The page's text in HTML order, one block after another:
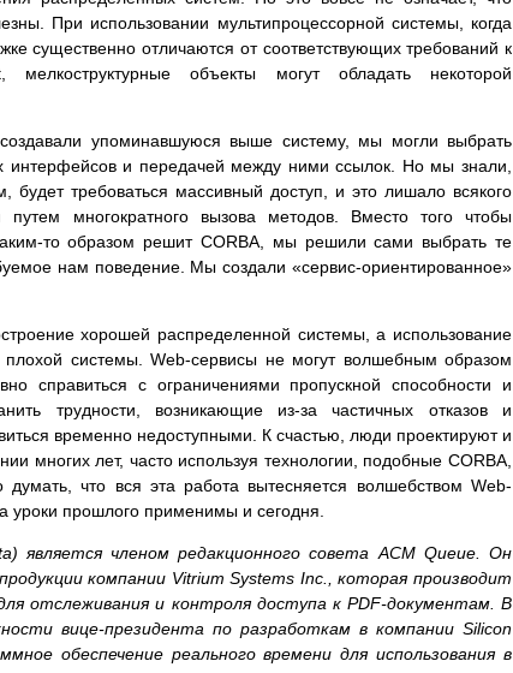
При использовании мультипроцессорной системы, когда
существенно отличаются от соответствующих требований к
объекты могут обладать некоторой
упоминавшуюся выше систему, мы могли выбрать
интерфейсов и передачей между ними ссылок. Но мы знали,
требоваться массивный доступ, и это лишало всякого
многократного вызова методов. Вместо того чтобы
то образом решит CORBA, мы решили сами выбрать те
нам поведение. Мы создали «сервис-ориентированное»
хорошей распределенной системы, а использование
системы. Web-сервисы не могут волшебным образом
справиться с ограничениями пропускной способности и
трудности, возникающие из-за частичных отказов и
временно недоступными. К счастью, люди проектируют и
многих лет, часто используя технологии, подобные CORBA,
что вся эта работа вытесняется волшебством Web-
уроки прошлого применимы и сегодня.
является членом редакционного совета ACM Queue. Он
компании Vitrium Systems Inc., которая производит
отслеживания и контроля доступа к PDF-документам. В
вице-президента по разработкам в компании Silicon
обеспечение реального времени для использования в